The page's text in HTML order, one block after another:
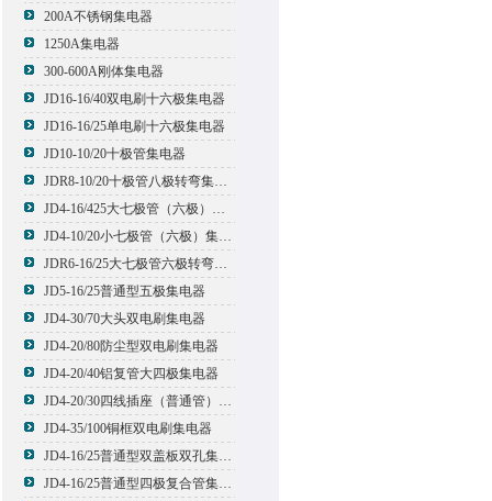
200A不锈钢集电器
1250A集电器
300-600A刚体集电器
JD16-16/40双电刷十六极集电器
JD16-16/25单电刷十六极集电器
JD10-10/20十极管集电器
JDR8-10/20十极管八极转弯集电器
JD4-16/425大七极管（六极）集电器
JD4-10/20小七极管（六极）集电器
JDR6-16/25大七极管六极转弯集电器
JD5-16/25普通型五极集电器
JD4-30/70大头双电刷集电器
JD4-20/80防尘型双电刷集电器
JD4-20/40铝复管大四极集电器
JD4-20/30四线插座（普通管）集电器
JD4-35/100铜框双电刷集电器
JD4-16/25普通型双盖板双孔集电器
JD4-16/25普通型四极复合管集电器